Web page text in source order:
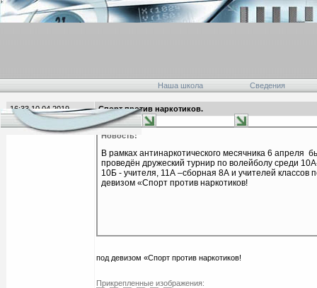
Наша школа Сведения
16:33 10.04.2019
Спорт против наркотиков.
Новость:
В рамках антинаркотического месячника 6 апреля
проведён дружеский турнир по волейболу среди
10Б - учителя, 11А –сборная 8А и учителей классов
девизом «Спорт против наркотиков!
под девизом «Спорт против наркотиков!
Прикрепленные изображения: